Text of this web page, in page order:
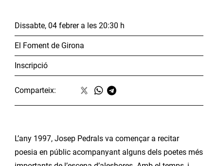
Dissabte, 04 febrera les 20:30 h
El Foment de Girona
Inscripció
Comparteix:
L’any 1997, Josep Pedrals va començar a recitar
poesia en públic acompanyant alguns dels poetes més